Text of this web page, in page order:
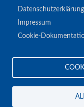
Datenschutzerklärung
Impressum
Cookie-